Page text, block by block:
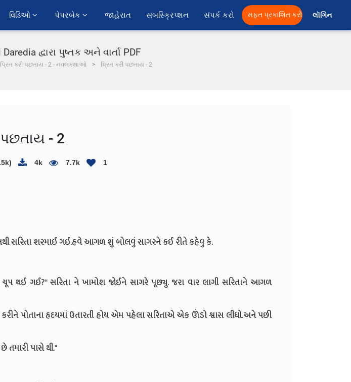
વિડિઓ પેપરબેક જાહેરાત સબસ્ક્રિપ્શન સંપર્ક કરો મફત પ્રકાશિત કરો લૉગિન
દ્વારા પુષ્તક અને વાર્તા PDF
પ્રિત કરી પછતાય - 2 - નવલકથાઓ પ્રિત કરી પછતાય - 2
પછતાય - 2
4k 7.7k 1
સરિતા શરમાઈ ગઈ.હવે આગળ શું બોલવું સાગરને કઈ રીતે કહેવુ કે.
થઈ ગઈ?" સરિતા ને ખામોશ જોઈને સાગરે પૂછ્યુ. જરા વાર લાગી સરિતાને આગળ
પોતાના હૃદયમાં ઉતારતી હોય એમ પહેલા સરિતાએ એક ઊંડો શ્વાસ લીધો.અને પછી
તમારી પાસે થી."